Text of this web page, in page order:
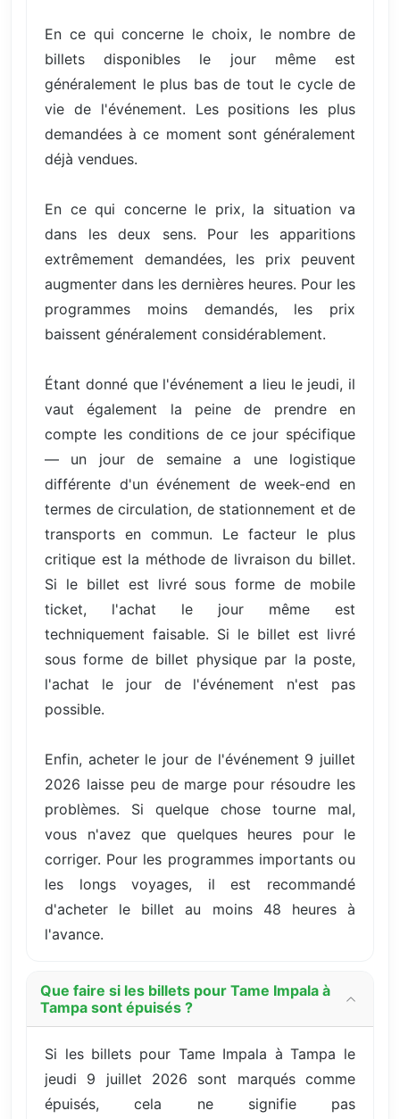
En ce qui concerne le choix, le nombre de
billets disponibles le jour même est
généralement le plus bas de tout le cycle de
vie de l'événement. Les positions les plus
demandées à ce moment sont généralement
déjà vendues.
En ce qui concerne le prix, la situation va
dans les deux sens. Pour les apparitions
extrêmement demandées, les prix peuvent
augmenter dans les dernières heures. Pour les
programmes moins demandés, les prix
baissent généralement considérablement.
Étant donné que l'événement a lieu le jeudi, il
vaut également la peine de prendre en
compte les conditions de ce jour spécifique
— un jour de semaine a une logistique
différente d'un événement de week-end en
termes de circulation, de stationnement et de
transports en commun. Le facteur le plus
critique est la méthode de livraison du billet.
Si le billet est livré sous forme de mobile
ticket, l'achat le jour même est
techniquement faisable. Si le billet est livré
sous forme de billet physique par la poste,
l'achat le jour de l'événement n'est pas
possible.
Enfin, acheter le jour de l'événement 9 juillet
2026 laisse peu de marge pour résoudre les
problèmes. Si quelque chose tourne mal,
vous n'avez que quelques heures pour le
corriger. Pour les programmes importants ou
les longs voyages, il est recommandé
d'acheter le billet au moins 48 heures à
l'avance.
Que faire si les billets pour Tame Impala à
Tampa sont épuisés ?
Si les billets pour Tame Impala à Tampa le
jeudi 9 juillet 2026 sont marqués comme
épuisés, cela ne signifie pas